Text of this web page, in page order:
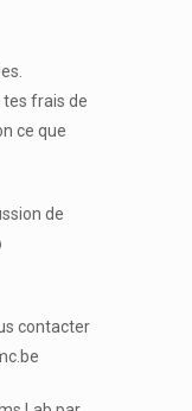
tes frais de
ce que
de
contacter